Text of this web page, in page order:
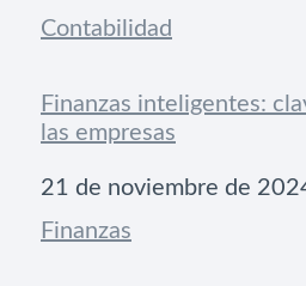
Respecto a
Contabilidad
Finanzas inteligentes:
las empresas
Fecha
21 de noviembre de
Respecto a
Finanzas